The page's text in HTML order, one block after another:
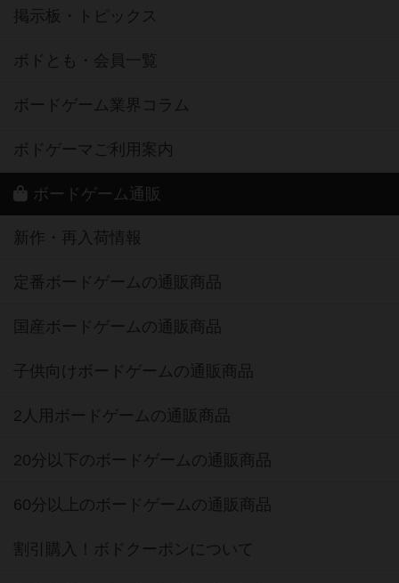
掲示板・トピックス
ボドとも・会員一覧
ボードゲーム業界コラム
ボドゲーマご利用案内
ボードゲーム通販
新作・再入荷情報
定番ボードゲームの通販商品
国産ボードゲームの通販商品
子供向けボードゲームの通販商品
2人用ボードゲームの通販商品
20分以下のボードゲームの通販商品
60分以上のボードゲームの通販商品
割引購入！ボドクーポンについて